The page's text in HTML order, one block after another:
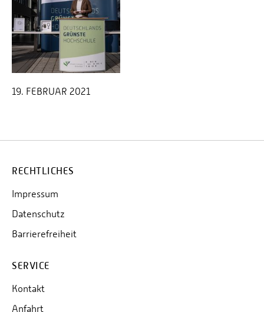
19. FEBRUAR 2021
RECHTLICHES
Impressum
Datenschutz
Barrierefreiheit
SERVICE
Kontakt
Anfahrt